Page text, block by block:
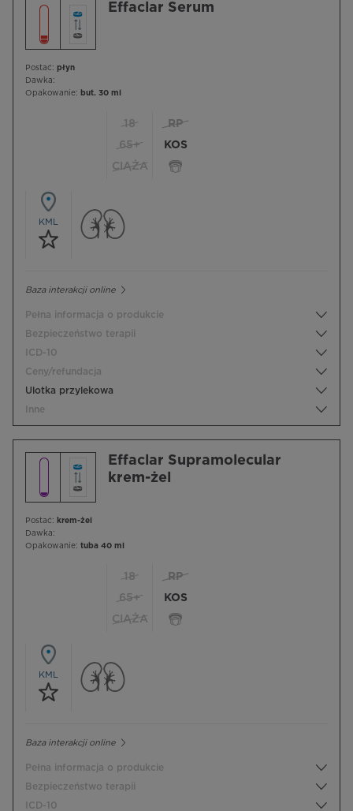
Effaclar Serum
Postać: płyn
Dawka:
Opakowanie: but. 30 ml
18
65+
CIĄŻA
RP
KOS
KML
Baza interakcji online
Pełna informacja o produkcie
Bezpieczeństwo terapii
ICD-10
Ceny/refundacja
Ulotka przylekowa
Inne
Effaclar Supramolecular
krem-żel
Postać: krem-żel
Dawka:
Opakowanie: tuba 40 ml
18
65+
CIĄŻA
RP
KOS
KML
Baza interakcji online
Pełna informacja o produkcie
Bezpieczeństwo terapii
ICD-10